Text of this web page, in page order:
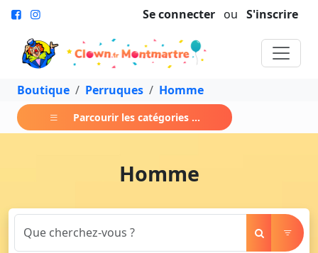
Se connecter ou S'inscrire
Boutique Perruques Homme
Parcourir les catégories ...
Homme